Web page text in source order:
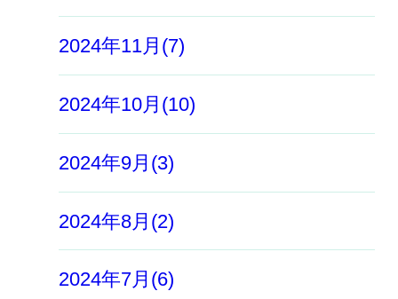
2024年11月(7)
2024年10月(10)
2024年9月(3)
2024年8月(2)
2024年7月(6)